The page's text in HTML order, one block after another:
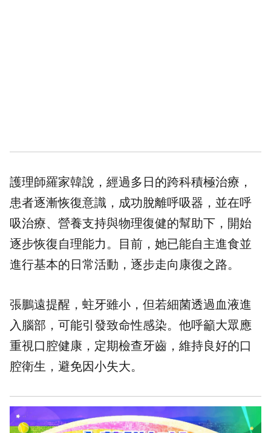
護理師羅家韓說，經過多日的跨科積極治療，
患者逐漸恢復意識，成功脫離呼吸器，並在呼
吸治療、營養支持與物理復健的幫助下，開始
逐步恢復自理能力。目前，她已能自主進食並
進行基本的日常活動，逐步走向康復之路。
張鵬遠提醒，蛀牙雖小，但若細菌透過血液進
入腦部，可能引發致命性感染。他呼籲大眾應
重視口腔健康，定期檢查牙齒，維持良好的口
腔衛生，避免因小失大。